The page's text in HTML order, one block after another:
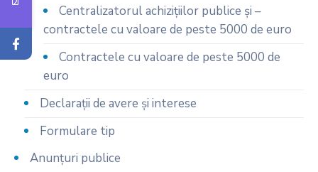
Centralizatorul achiziţiilor publice şi –
contractele cu valoare de peste 5000 de euro
Contractele cu valoare de peste 5000 de
euro
Declarații de avere și interese
Formulare tip
Anunțuri publice